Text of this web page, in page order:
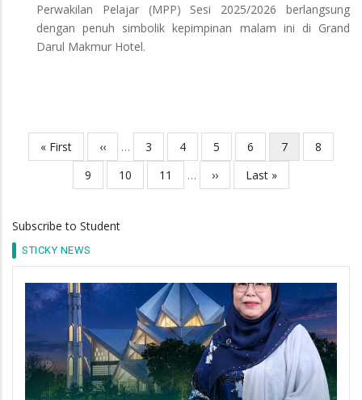
Perwakilan Pelajar (MPP) Sesi 2025/2026 berlangsung
dengan penuh simbolik kepimpinan malam ini di Grand
Darul Makmur Hotel.
Pagination
First
page
« First
Previous
page
‹‹ … Page
3 Page
4 Page
5 Page
6
Current
page
7 Page
8
Page
9 Page
10 Page
11 …
Next
page
››
Last
page
Last »
Subscribe to Student
STICKY NEWS